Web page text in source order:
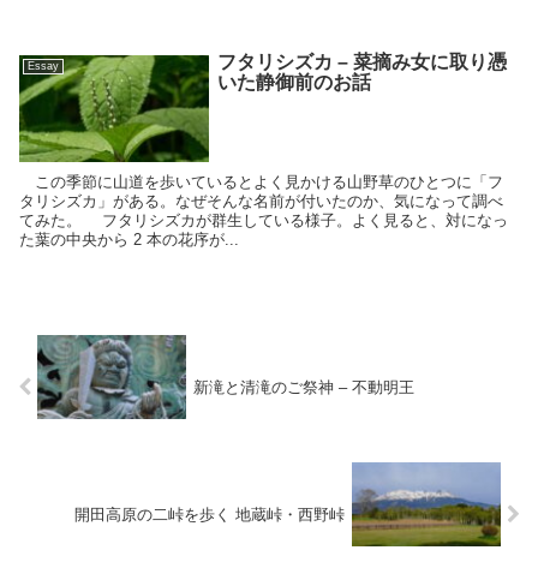
Essay
フタリシズカ – 菜摘み女に取り憑
いた静御前のお話
この季節に山道を歩いているとよく見かける山野草のひとつに「フ
タリシズカ」がある。なぜそんな名前が付いたのか、気になって調べ
てみた。 フタリシズカが群生している様子。よく見ると、対になっ
た葉の中央から 2 本の花序が...
新滝と清滝のご祭神 – 不動明王
開田高原の二峠を歩く 地蔵峠・西野峠